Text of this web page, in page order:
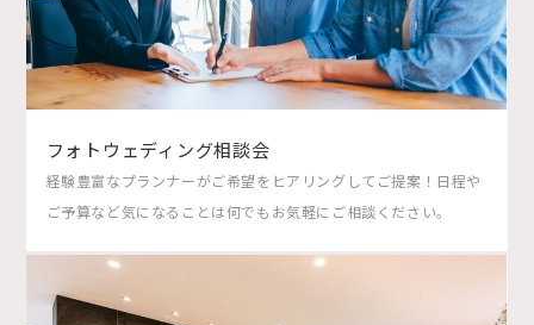
フォトウェディング相談会
経験豊富なプランナーがご希望をヒアリングしてご提案！日程や
ご予算など気になることは何でもお気軽にご相談ください。